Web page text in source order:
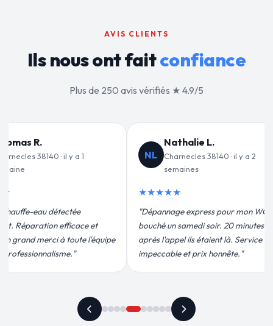
AVIS CLIENTS
Ils nous ont faitconfiance
Plus de 250 avis vérifiés ★ 4.9/5
L.
38140 · il y a 2
pour mon WC
soir. 20 minutes
étaient là. Service
prix honnête."
JF
Jean-François C.
Charnecles 38140 · il y a 3
semaines
★★★★★
"Remplacement de mon chauffe-eau en
moins de 2h. Équipe très pro, devis
conforme, chantier propre. Je
recommande vivement."